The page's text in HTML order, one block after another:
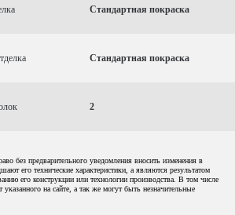
Стандартная покраска
Стандартная покраска
2
без предварительного уведомления вносить изменения в
его технические характеристики, а являются результатом
его конструкции или технологии производства. В том числе
указанного на сайте, а так же могут быть незначительные